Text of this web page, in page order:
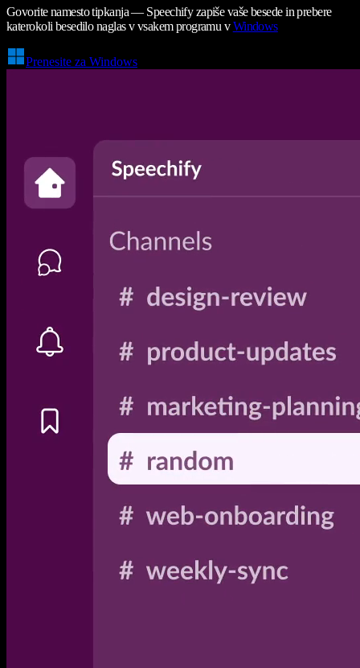
Govorite namesto tipkanja — Speechify zapiše vaše besede in prebere
katerokoli besedilo naglas v vsakem programu vWindows
Prenesite za Windows